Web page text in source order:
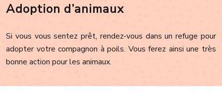
Adoption d’animaux
Si vous vous sentez prêt, rendez-vous dans un refuge pour
adopter votre compagnon à poils. Vous ferez ainsi une très
bonne action pour les animaux.